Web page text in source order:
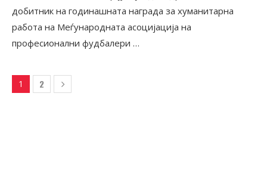
добитник на годинашната награда за хуманитарна
работа на Меѓународната асоцијација на
професионални фудбалери …
1 2